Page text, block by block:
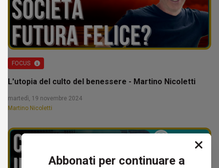
Abbonati per continuare a
FOCUS
L'utopia del culto del benessere - Martino Nicoletti
martedì, 19 novembre 2024
Martino Nicoletti